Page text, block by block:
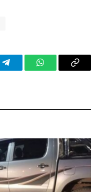
TelegramWhatsAppCopy